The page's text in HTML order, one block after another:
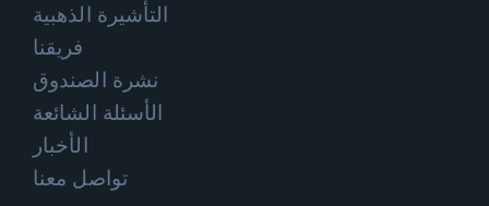
التأشيرة الذهبية
فريقنا
نشرة الصندوق
الأسئلة الشائعة
الأخبار
تواصل معنا